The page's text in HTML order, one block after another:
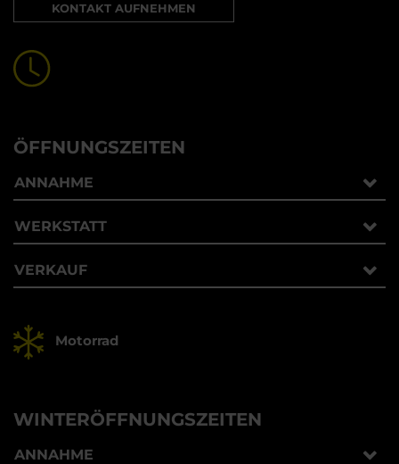
KONTAKT AUFNEHMEN
ÖFFNUNGSZEITEN
ANNAHME
WERKSTATT
VERKAUF
Motorrad
WINTERÖFFNUNGSZEITEN
ANNAHME